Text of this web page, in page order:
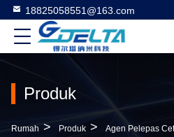
18825058551@163.com
Produk
Rumah > Produk > Agen Pelepas